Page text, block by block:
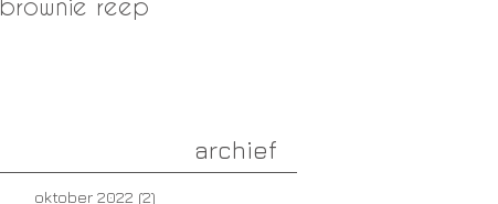
archief
oktober 2022 (2)